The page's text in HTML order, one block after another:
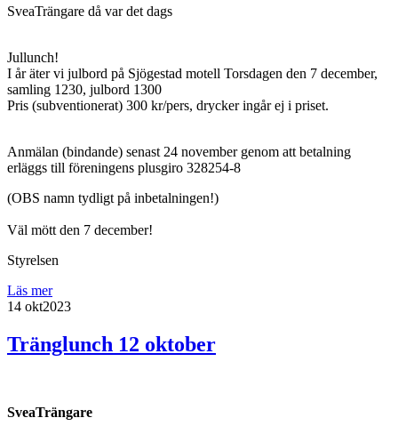
SveaTrängare då var det dags
Jullunch!
I år äter vi julbord på Sjögestad motell Torsdagen den 7 december,
samling 1230, julbord 1300
Pris (subventionerat) 300 kr/pers, drycker ingår ej i priset.
Anmälan (bindande) senast 24 november genom att betalning
erläggs till föreningens plusgiro 328254-8
(OBS namn tydligt på inbetalningen!)
Väl mött den 7 december!
Styrelsen
Läs mer
14 okt2023
Tränglunch 12 oktober
SveaTrängare